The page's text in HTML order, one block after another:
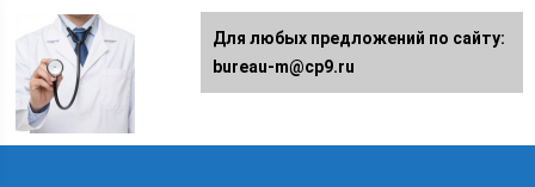
Для любых предложений по сайту:
bureau-m@cp9.ru